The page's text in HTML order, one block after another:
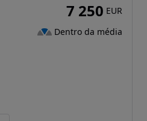
7 250 EUR
Dentro da média